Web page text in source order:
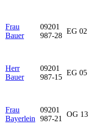
Frau
Bauer
09201
987-28
EG 02
Herr
Bauer
09201
987-15
EG 05
Frau
Bayerlein
09201
987-21
OG 13